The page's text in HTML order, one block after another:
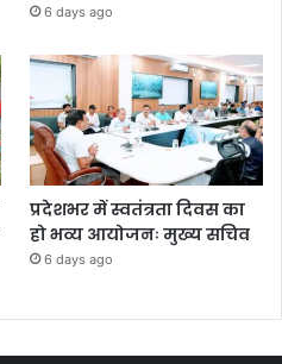
6 days ago
प्रदेशभर में स्वतंत्रता दिवस का
हो भव्य आयोजनः मुख्य सचिव
6 days ago